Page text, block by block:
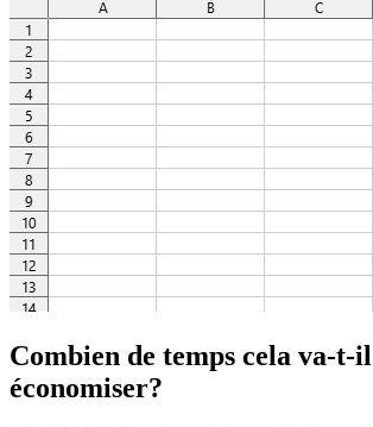
Combien de temps cela va-t-il
économiser?